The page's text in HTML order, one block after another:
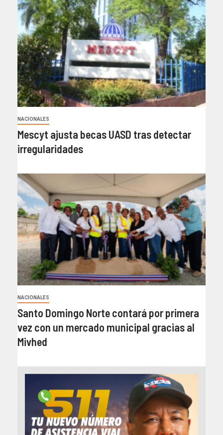
NACIONALES
Mescyt ajusta becas UASD tras detectar
irregularidades
NACIONALES
Santo Domingo Norte contará por primera
vez con un mercado municipal gracias al
Mivhed